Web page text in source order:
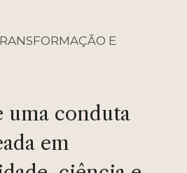
E
uma conduta
em